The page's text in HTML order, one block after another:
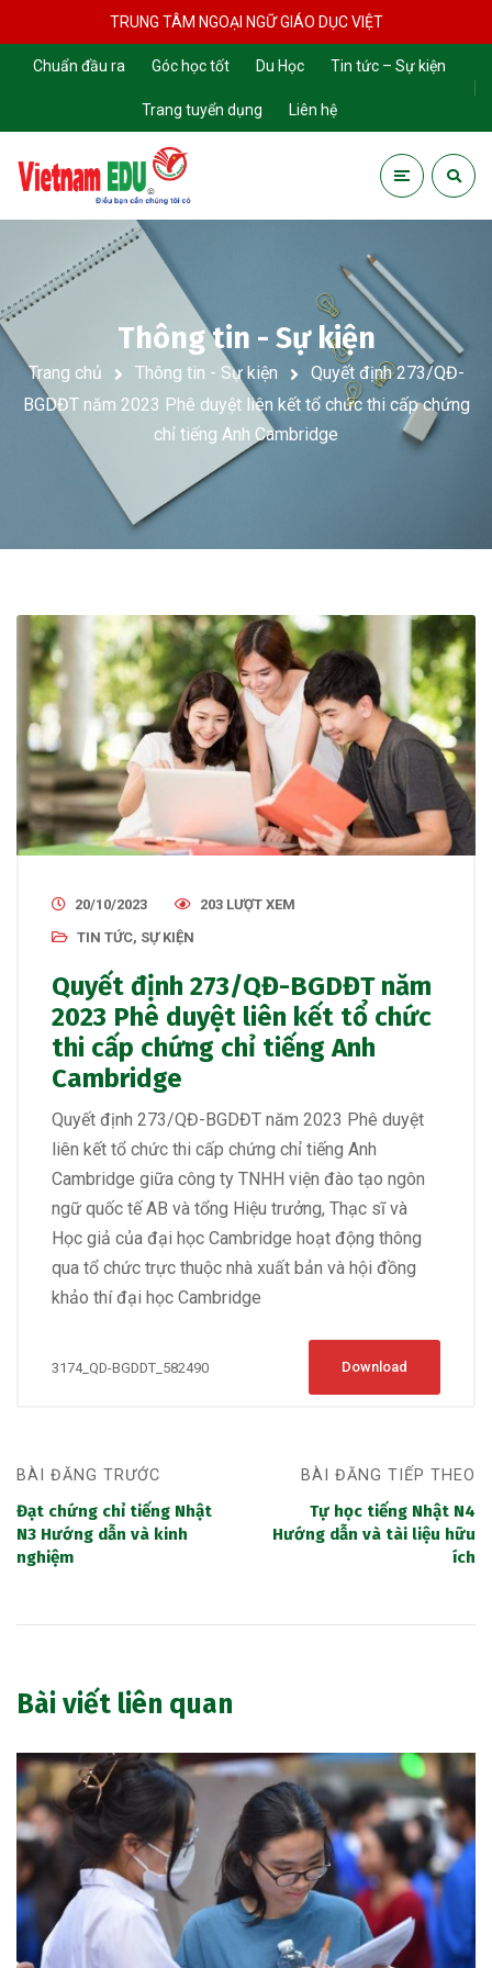
TRUNG TÂM NGOẠI NGỮ GIÁO DỤC VIỆT
Chuẩn đầu ra Góc học tốt Du Học Tin tức – Sự kiện
Trang tuyển dụng Liên hệ
Thông tin - Sự kiện
Trang chủ Thông tin - Sự kiện
Quyết định 273/QĐ-
BGDĐT năm 2023 Phê duyệt liên kết tổ chức thi cấp chứng
chỉ tiếng Anh Cambridge
20/10/2023
203 LƯỢT XEM
TIN TỨC, SỰ KIỆN
Quyết định 273/QĐ-BGDĐT năm
2023 Phê duyệt liên kết tổ chức
thi cấp chứng chỉ tiếng Anh
Cambridge
Quyết định 273/QĐ-BGDĐT năm 2023 Phê duyệt
liên kết tổ chức thi cấp chứng chỉ tiếng Anh
Cambridge giữa công ty TNHH viện đào tạo ngôn
ngữ quốc tế AB và tổng Hiệu trưởng, Thạc sĩ và
Học giả của đại học Cambridge hoạt động thông
qua tổ chức trực thuộc nhà xuất bản và hội đồng
khảo thí đại học Cambridge
3174_QD-BGDDT_582490 Download
BÀI ĐĂNG TRƯỚC
Đạt chứng chỉ tiếng Nhật
N3 Hướng dẫn và kinh
nghiệm
BÀI ĐĂNG TIẾP THEO
Tự học tiếng Nhật N4
Hướng dẫn và tài liệu hữu
ích
Bài viết liên quan